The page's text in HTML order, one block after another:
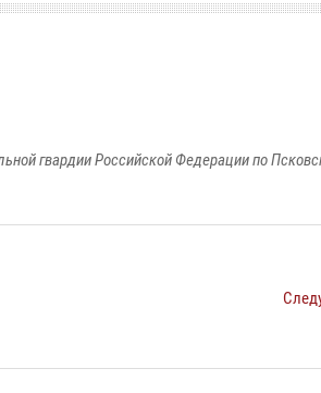
гвардии Российской Федерации по